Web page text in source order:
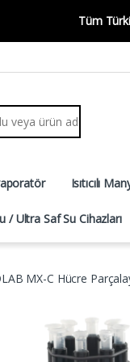
Tüm
Isıtıcılı
/ Ultra Saf Su Cihazları
MX-C Hücre